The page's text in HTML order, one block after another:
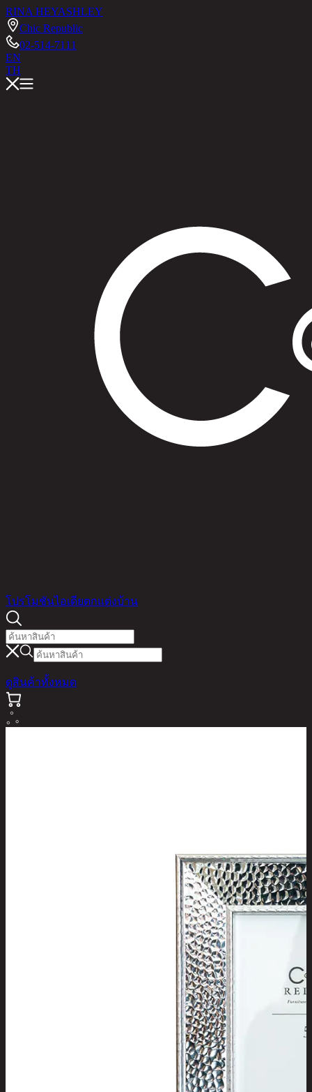
RINA HEYASHLEY
Chic Republic
02-514-7111
EN
TH
โปรโมชันไอเดียตกแต่งบ้าน
ดูสินค้าทั้งหมด